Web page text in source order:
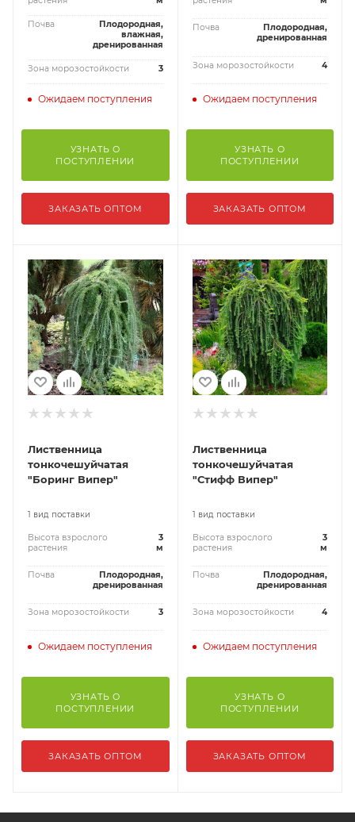
Почва
Плодородная,
влажная,
дренированная
Зона морозостойкости 3
Ожидаем поступления
УЗНАТЬ О
ПОСТУПЛЕНИИ
ЗАКАЗАТЬ ОПТОМ
Почва
Плодородная,
дренированная
Зона морозостойкости 4
Ожидаем поступления
УЗНАТЬ О
ПОСТУПЛЕНИИ
ЗАКАЗАТЬ ОПТОМ
Лиственница
тонкочешуйчатая
"Боринг Випер"
1 вид поставки
Высота взрослого
растения
3
м
Почва
Плодородная,
дренированная
Зона морозостойкости 3
Ожидаем поступления
УЗНАТЬ О
ПОСТУПЛЕНИИ
ЗАКАЗАТЬ ОПТОМ
Лиственница
тонкочешуйчатая
"Стифф Випер"
1 вид поставки
Высота взрослого
растения
3
м
Почва
Плодородная,
дренированная
Зона морозостойкости 4
Ожидаем поступления
УЗНАТЬ О
ПОСТУПЛЕНИИ
ЗАКАЗАТЬ ОПТОМ